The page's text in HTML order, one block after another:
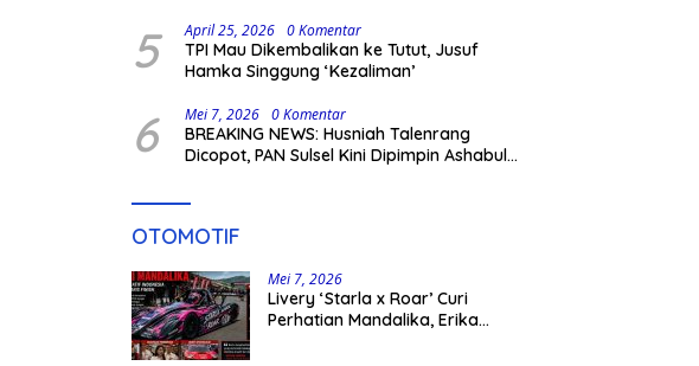
pada Pilkada 2029
5 April 25, 2026 0 Komentar
TPI Mau Dikembalikan ke Tutut, Jusuf
Hamka Singgung ‘Kezaliman’
6 Mei 7, 2026 0 Komentar
BREAKING NEWS: Husniah Talenrang
Dicopot, PAN Sulsel Kini Dipimpin Ashabul
OTOMOTIF
Mei 7, 2026
Livery ‘Starla x Roar’ Curi
Perhatian Mandalika, Erika